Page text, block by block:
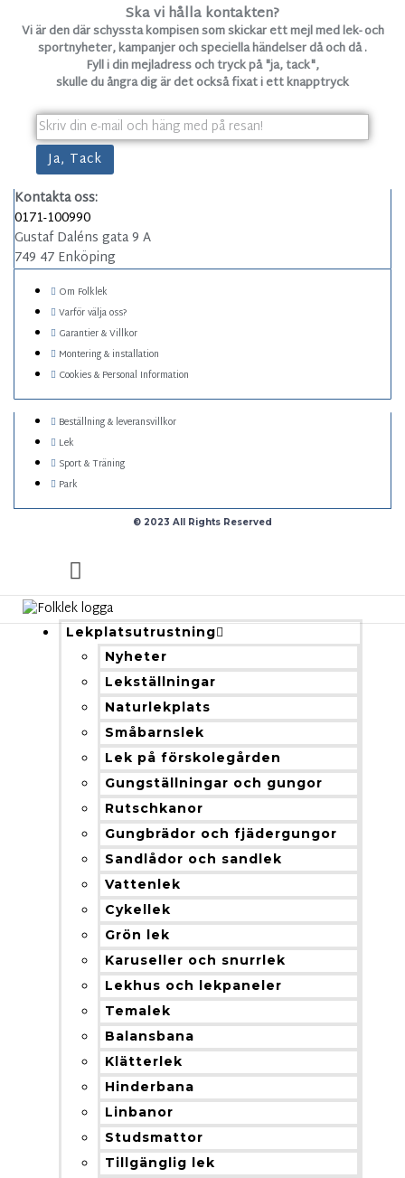
Ska vi hålla kontakten?
Vi är den där schyssta kompisen som skickar ett mejl med lek- och
sportnyheter, kampanjer och speciella händelser då och då .
Fyll i din mejladress och tryck på "ja, tack",
skulle du ångra dig är det också fixat i ett knapptryck
Kontakta oss:
0171-100990
Gustaf Daléns gata 9 A
749 47 Enköping
Om Folklek
Varför välja oss?
Garantier & Villkor
Montering & installation
Cookies & Personal Information
Beställning & leveransvillkor
Lek
Sport & Träning
Park
© 2023 All Rights Reserved
Lekplatsutrustning
Nyheter
Lekställningar
Naturlekplats
Småbarnslek
Lek på förskolegården
Gungställningar och gungor
Rutschkanor
Gungbrädor och fjädergungor
Sandlådor och sandlek
Vattenlek
Cykellek
Grön lek
Karuseller och snurrlek
Lekhus och lekpaneler
Temalek
Balansbana
Klätterlek
Hinderbana
Linbanor
Studsmattor
Tillgänglig lek